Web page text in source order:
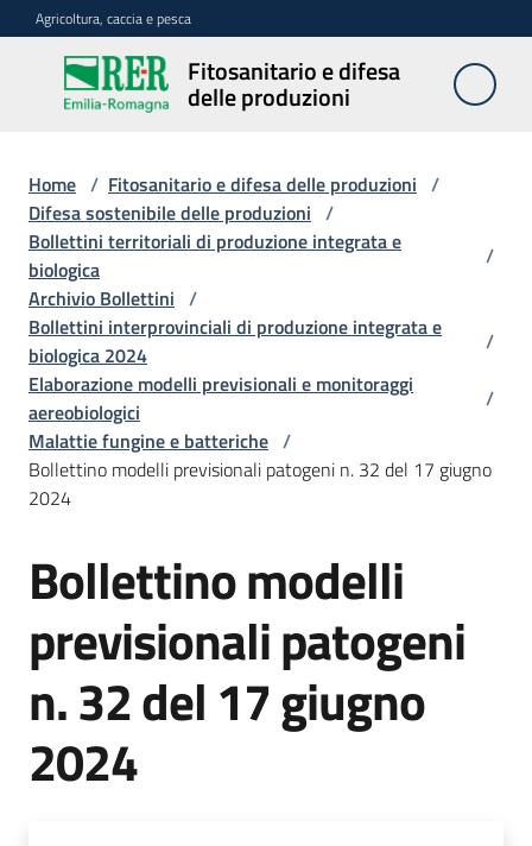
Vai al contenuto
Vai alla navigazione
Vai al footer
Agricoltura, caccia e pesca
Fitosanitario e difesa
delle produzioni
Fitosanitario
e difesa
produzioni
Avversità
delle
piante
Sorveglianza
Vivaismo
e
sementi
Home / Fitosanitario e difesa delle produzioni /
Difesa sostenibile delle produzioni /
Bollettini territoriali di produzione integrata e
biologica
/
Archivio Bollettini /
Bollettini interprovinciali di produzione integrata e
biologica 2024
/
Elaborazione modelli previsionali e monitoraggi
aereobiologici
/
Malattie fungine e batteriche /
Bollettino modelli previsionali patogeni n. 32 del 17 giugno
2024
Bollettino modelli
previsionali patogeni
n. 32 del 17 giugno
2024